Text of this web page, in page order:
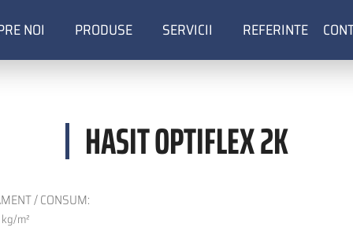
NOI PRODUSE SERVICII REFERINTE
HASIT OPTIFLEX 2K
/ CONSUM:
m²